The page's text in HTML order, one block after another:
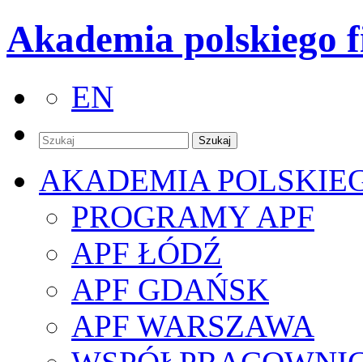
Akademia polskiego
EN
AKADEMIA
PROGRAMY APF
APF ŁÓDŹ
APF GDAŃSK
APF WARSZAWA